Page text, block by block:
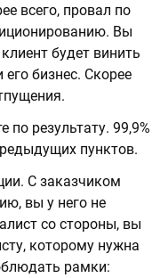
всего, провал по
Вы
будет винить
его бизнес. Скорее
по результату. 99,9%
пунктов.
С заказчиком
вы у него не
со стороны, вы
которому нужна
рамки: